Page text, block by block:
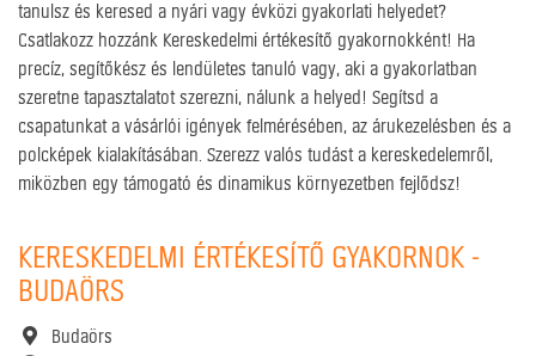
KERESKEDELMI ÉRTÉKESÍTŐ GYAKORNOK -
BUDAÖRS
Budaörs
tanulsz és keresed a nyári vagy évközi gyakorlati helyedet?
Csatlakozz hozzánk Kereskedelmi értékesítő gyakornokként! Ha
precíz, segítőkész és lendületes tanuló vagy, aki a gyakorlatban
szeretne tapasztalatot szerezni, nálunk a helyed! Segítsd a
csapatunkat a vásárlói igények felmérésében, az árukezelésben és a
polcképek kialakításában. Szerezz valós tudást a kereskedelemről,
miközben egy támogató és dinamikus környezetben fejlődsz!